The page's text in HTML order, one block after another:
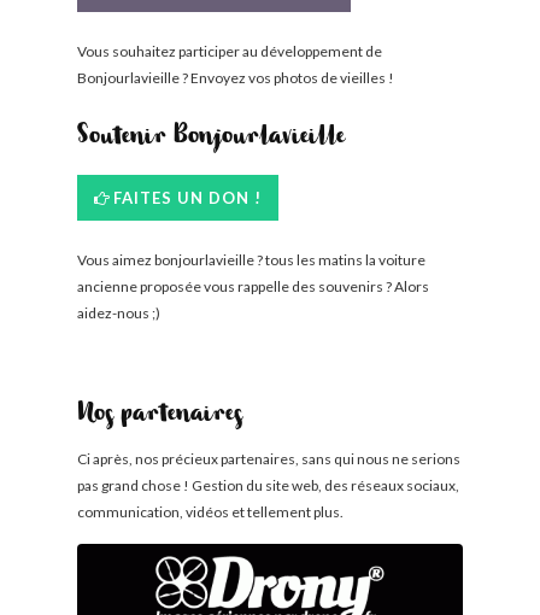
Vous souhaitez participer au développement de
Bonjourlavieille ? Envoyez vos photos de vieilles !
Soutenir Bonjourlavieille
FAITES UN DON !
Vous aimez bonjourlavieille ? tous les matins la voiture
ancienne proposée vous rappelle des souvenirs ? Alors
aidez-nous ;)
Nos partenaires
Ci après, nos précieux partenaires, sans qui nous ne serions
pas grand chose ! Gestion du site web, des réseaux sociaux,
communication, vidéos et tellement plus.